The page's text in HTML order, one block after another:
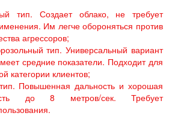
тип. Создает облако, не требует
Им легче обороняться против
агрессоров;
тип. Универсальный вариант
средние показатели. Подходит для
категории клиентов;
Повышенная дальность и хорошая
до 8 метров/сек. Требует